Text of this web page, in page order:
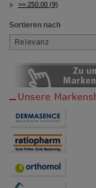
>= 250.00 (9)
Sortieren nach